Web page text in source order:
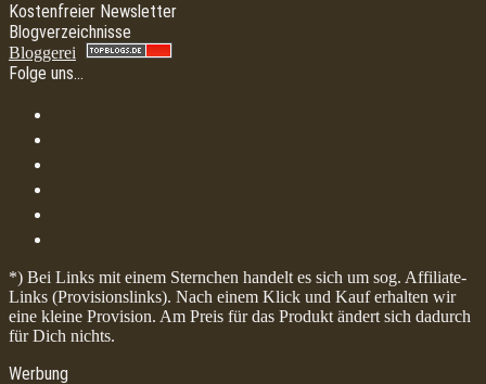
Kostenfreier Newsletter
Blogverzeichnisse
Bloggerei
Folge uns…
*) Bei Links mit einem Sternchen handelt es sich um sog. Affiliate-
Links (Provisionslinks). Nach einem Klick und Kauf erhalten wir
eine kleine Provision. Am Preis für das Produkt ändert sich dadurch
für Dich nichts.
Werbung